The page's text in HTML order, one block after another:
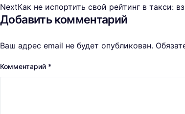
NextКак не испортить свой рейтинг в такси:
Добавить комментарий
Ваш адрес email не будет опубликован.
Комментарий *